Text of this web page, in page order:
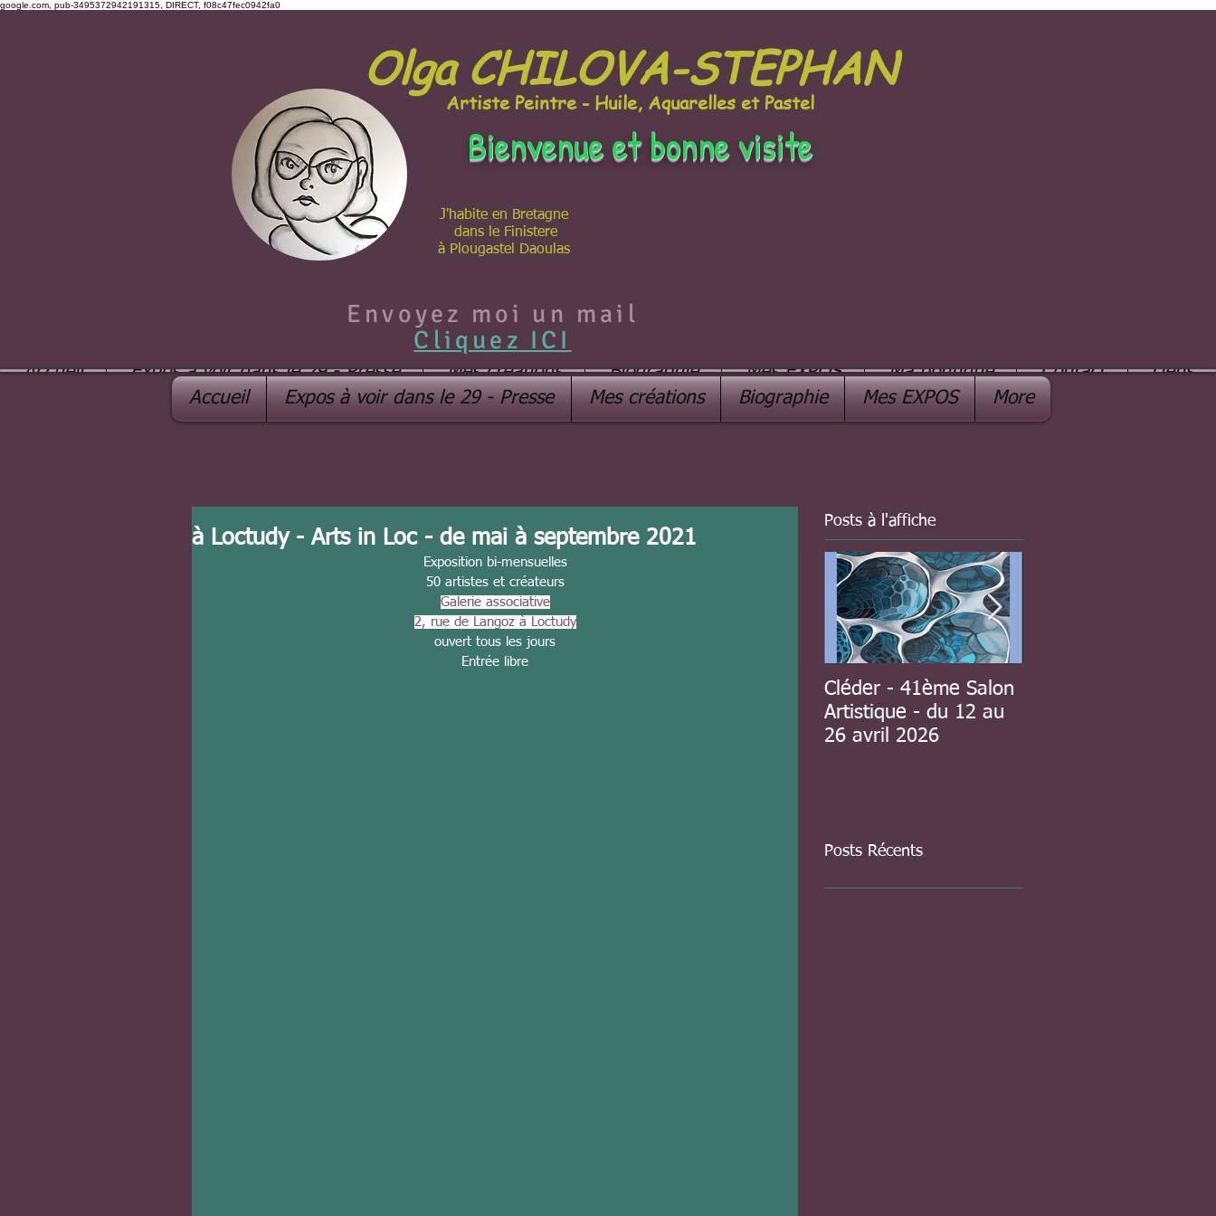
google.com, pub-3495372942191315, DIRECT, f08c47fec0942fa0
Olga CHILOVA-STEPHAN
Artiste Peintre - Huile, Aquarelles et Pastel
J'habite en Bretagne
dans le Finistere
à Plougastel Daoulas
Bienvenue et bonne visite
Envoyez moi un mail
Cliquez ICI
Accueil Expos à voir dans le 29 - Presse Mes créations Biographie Mes EXPOS Ma boutique Contact
Liens
Accueil
Expos à voir dans le 29 - Presse Mes créations Biographie Mes EXPOS More
à Loctudy - Arts in Loc - de mai à septembre 2021
Exposition bi-mensuelles
50 artistes et créateurs
Galerie associative
2, rue de Langoz à Loctudy
ouvert tous les jours
Entrée libre
Posts à l'affiche
Cléder - 41ème Salon
Artistique - du 12 au
26 avril 2026
Posts Récents